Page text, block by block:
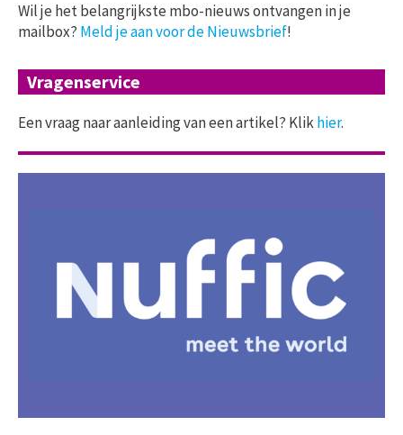
Wil je het belangrijkste mbo-nieuws ontvangen in je
mailbox? Meld je aan voor de Nieuwsbrief!
Vragenservice
Een vraag naar aanleiding van een artikel? Klikhier.